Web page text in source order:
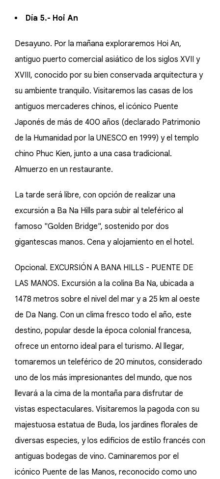
Día 5.- Hoi An
Desayuno. Por la mañana exploraremos Hoi An,
antiguo puerto comercial asiático de los siglos XVII y
XVIII, conocido por su bien conservada arquitectura y
su ambiente tranquilo. Visitaremos las casas de los
antiguos mercaderes chinos, el icónico Puente
Japonés de más de 400 años (declarado Patrimonio
de la Humanidad por la UNESCO en 1999) y el templo
chino Phuc Kien, junto a una casa tradicional.
Almuerzo en un restaurante.
La tarde será libre, con opción de realizar una
excursión a Ba Na Hills para subir al teleférico al
famoso "Golden Bridge", sostenido por dos
gigantescas manos. Cena y alojamiento en el hotel.
Opcional. EXCURSIÓN A BANA HILLS - PUENTE DE
LAS MANOS. Excursión a la colina Ba Na, ubicada a
1478 metros sobre el nivel del mar y a 25 km al oeste
de Da Nang. Con un clima fresco todo el año, este
destino, popular desde la época colonial francesa,
ofrece un entorno ideal para el turismo. Al llegar,
tomaremos un teleférico de 20 minutos, considerado
uno de los más impresionantes del mundo, que nos
llevará a la cima de la montaña para disfrutar de
vistas espectaculares. Visitaremos la pagoda con su
majestuosa estatua de Buda, los jardines florales de
diversas especies, y los edificios de estilo francés con
antiguas bodegas de vino. Caminaremos por el
icónico Puente de las Manos, reconocido como uno